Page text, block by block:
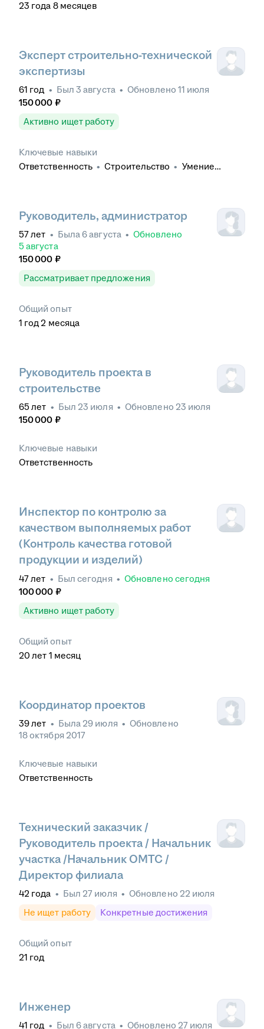
23 года 8 месяцев
Эксперт строительно-технической
экспертизы
61 год • Был 3 августа • Обновлено 11 июля
150 000 ₽
Активно ищет работу
Ключевые навыки
Ответственность • Строительство • Умение
Технический надзор • Сопровождение
строительства
Деловое общение •
Заключение
договоров • Документооборот • Нормативно-
техническая документация
Документооборот
Выбор подрядных организаций
документооборот
Руководитель, администратор
57лет • Была6 августа • Обновлено
5 августа
150 000 ₽
Рассматривает предложения
Общий опыт
1 год 2 месяца
Руководитель проекта в
строительстве
65 лет • Был 23 июля • Обновлено 23 июля
150 000 ₽
Ключевые навыки
Ответственность
Инспектор по контролю за
качеством выполняемых работ
(Контроль качества готовой
продукции и изделий)
47лет • Был сегодня • Обновлено сегодня
100 000 ₽
Активно ищет работу
Общий опыт
20 лет 1 месяц
Координатор проектов
39лет • Была 29 июля • Обновлено
18 октября 2017
Ключевые навыки
Ответственность
Технический заказчик /
Руководитель проекта / Начальник
участка /Начальник ОМТС /
Директор филиала
42 года • Был 27 июля • Обновлено 22 июля
Не ищет работу
Конкретные достижения
Общий опыт
21 год
Инженер
41 год • Был 6 августа • Обновлено 27 июля